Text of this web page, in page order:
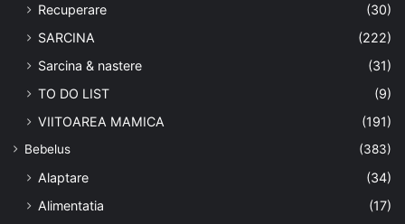
Recuperare
(30)
SARCINA
(222)
Sarcina & nastere
(31)
TO DO LIST
(9)
VIITOAREA MAMICA
(191)
Bebelus (383)
Alaptare
(34)
Alimentatia
(17)